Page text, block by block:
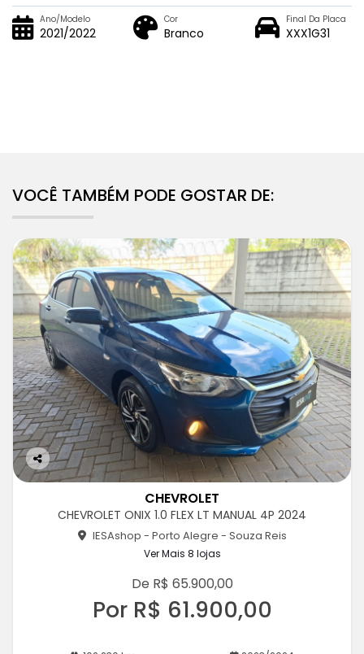
Ano/Modelo
2021/2022
Cor
Branco
Final Da Placa
XXX1G31
VOCÊ TAMBÉM PODE GOSTAR DE:
Co
CHEVROLET
CHEVROLET ONIX 1.0 FLEX LT MANUAL 4P 2024
IESAshop - Porto Alegre - Souza Reis
Ver Mais 8 lojas
De R$ 65.900,00
Por R$ 61.900,00